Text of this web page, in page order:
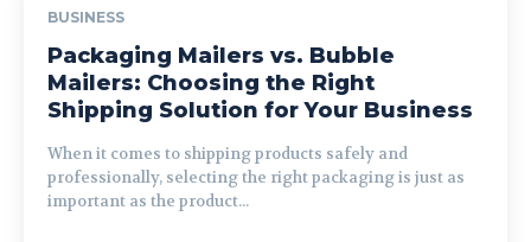
BUSINESS
Packaging Mailers vs. Bubble
Mailers: Choosing the Right
Shipping Solution for Your Business
When it comes to shipping products safely and
professionally, selecting the right packaging is just as
important as the product...